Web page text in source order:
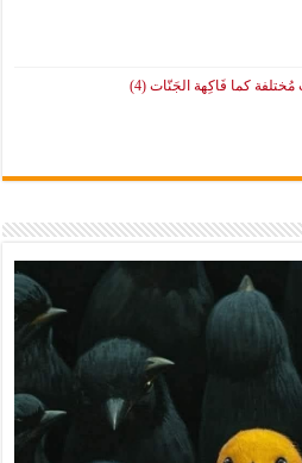
كما فَاكِهة الجَنّات (4)